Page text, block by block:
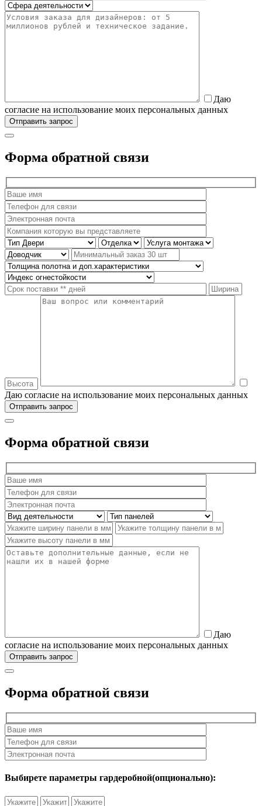
Даю
согласие на использование моих персональных данных
Форма обратной связи
Даю согласие на использование моих персональных данных
Форма обратной связи
Даю
согласие на использование моих персональных данных
Форма обратной связи
Выбирете параметры гардеробной(опционально):